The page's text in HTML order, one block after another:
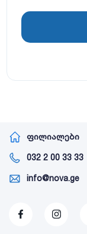
ფილიალები
032 2 00 33 33
info@nova.ge